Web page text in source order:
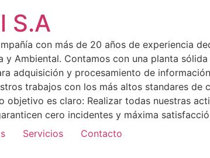
S.A
con más de 20 años de experiencia
y Ambiental. Contamos con una planta
adquisición y procesamiento de
trabajos con los más altos standares de
objetivo es claro: Realizar todas nuestras
cero incidentes y máxima
Servicios Contacto